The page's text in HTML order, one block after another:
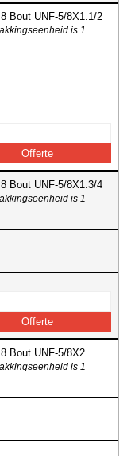
Bout UNF-5/8X1.1/2
is 1
Bout UNF-5/8X1.3/4
is 1
Bout UNF-5/8X2.
is 1